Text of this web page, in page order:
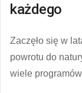
każdego
Zaczęło się w
powrotu do
wiele